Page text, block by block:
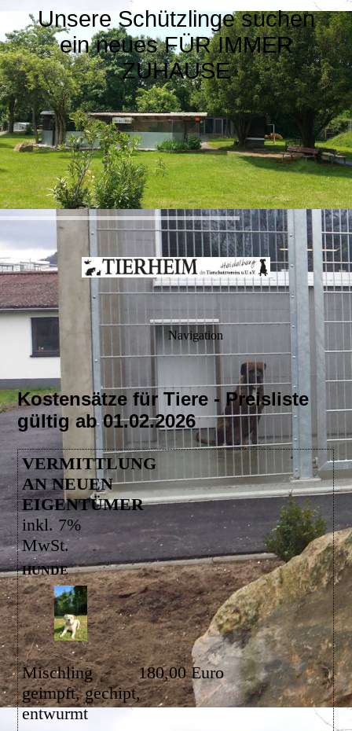
Unsere Schützlinge suchen
ein neues FÜR IMMER
ZUHAUSE
Navigation
Kostensätze für Tiere - Preisliste
gültig ab 01.02.2026
VERMITTLUNG
AN NEUEN
EIGENTÜMER
inkl. 7%
MwSt.
HUNDE
Mischling
geimpft, gechipt,
entwurmt
180,00 Euro